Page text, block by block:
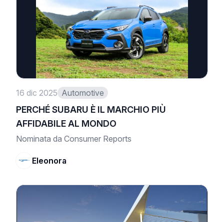
16 dic 2025 Automotive
PERCHÉ SUBARU È IL MARCHIO PIÙ
AFFIDABILE AL MONDO
Nominata da Consumer Reports
Eleonora